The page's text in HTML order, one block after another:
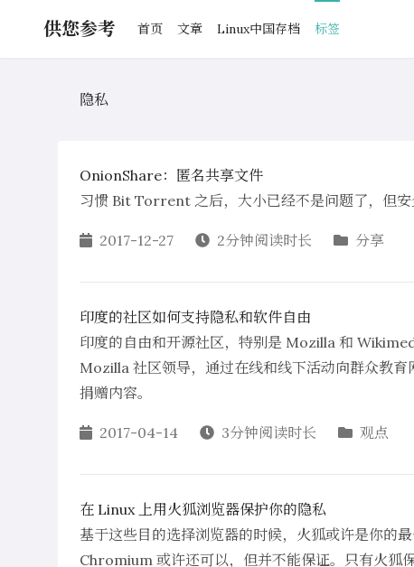
供您参考 首页 文章 Linux中国存档 标签
隐私
OnionShare：匿名共享文件
习惯 Bit Torrent 之后，大小已经不是问题了，但安
2017-12-27 2分钟阅读时长 分享
印度的社区如何支持隐私和软件自由
印度的自由和开源社区，特别是 Mozilla 和
Mozilla 社区领导，通过在线和线下活动向群众教
捐赠内容。
2017-04-14 3分钟阅读时长 观点
在 Linux 上用火狐浏览器保护你的隐私
基于这些目的选择浏览器的时候，火狐或许是你的
Chromium 或许还可以，但并不能保证。只有火狐